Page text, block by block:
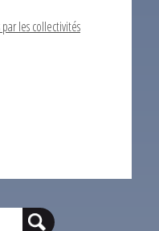
les collectivités